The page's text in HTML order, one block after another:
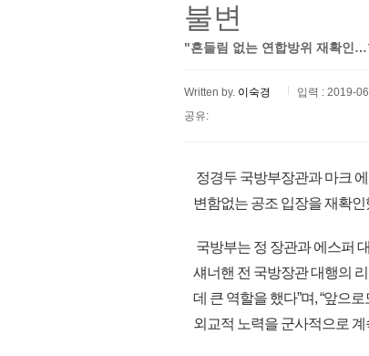
불변
"흔들림 없는 연합방위 재확인
Written by. 이숙경
입력 : 2019-
공유:
정경두 국방부장관과 마크
변함없는 공조 입장을 재확인
국방부는 정 장관과 에스퍼
섀너핸 전 국방장관 대행의
데 큰 역할을 했다”며, “앞으
외교적 노력을 군사적으로